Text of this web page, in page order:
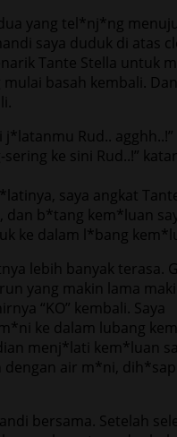
yang tel*nj*ng
saya duduk di atas
Tante Stella untuk
basah kembali.
j*latanmu Rud..
ke sini Rud..!”
saya angkat
dan b*tang kem*luan
ke dalam l*bang
lebih banyak terasa.
yang makin lama
“KO” kembali. Saya
ke dalam lubang
menj*lati kem*luan
air m*ni,
bersama. Setelah